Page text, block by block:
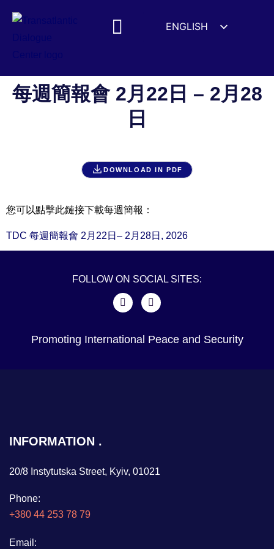
ENGLISH
FRANÇAIS
УКРАЇНСЬКА
العربية
每週簡報會 2月22日 – 2月28
日
DOWNLOAD IN PDF
您可以點擊此鏈接下載每週簡報：
TDC 每週簡報會 2月22日– 2月28日, 2026
FOLLOW ON SOCIAL SITES:
Promoting International Peace and Security
INFORMATION
20/8 Instytutska Street, Kyiv, 01021
Phone:
+380 44 253 78 79
Email: